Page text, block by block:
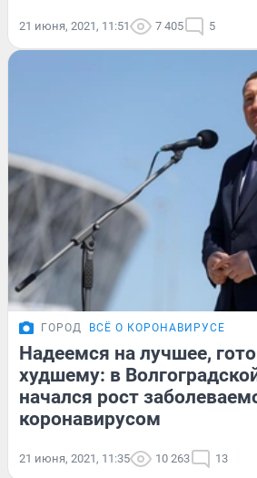
21 июня, 2021, 11:51 7 405 5
ГОРОД ВСЁ О КОРОНАВИРУСЕ
Надеемся на лучшее,
худшему: в
начался рост
коронавирусом
21 июня, 2021, 11:35 10 263 13